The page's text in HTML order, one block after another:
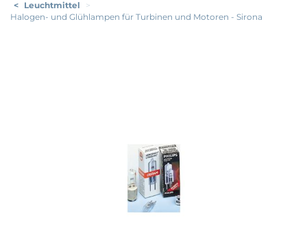
< Leuchtmittel
>
Halogen- und Glühlampen für Turbinen und Motoren - Sirona